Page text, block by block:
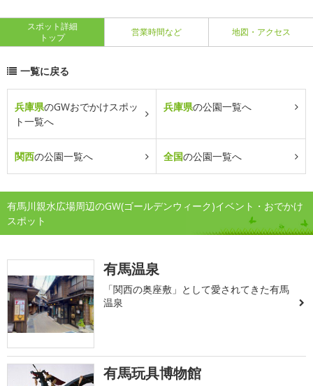
スポット詳細
トップ
営業時間など 地図・アクセス
一覧に戻る
兵庫県のGWおでかけスポッ
ト一覧へ
兵庫県の公園一覧へ
関西の公園一覧へ 全国の公園一覧へ
有馬川親水広場周辺のGW(ゴールデンウィーク)イベント・おでかけ
スポット
有馬温泉
「関西の奥座敷」として愛されてきた有馬
温泉
有馬玩具博物館